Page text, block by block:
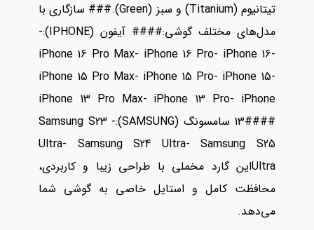
تیتانیوم (Titanium) و سبز (Green).### سازگاری با
مدل‌های مختلف گوشی:#### آیفون (IPHONE):-
iPhone 16 Pro Max- iPhone 16 Pro- iPhone 16-
iPhone 15 Pro Max- iPhone 15 Pro- iPhone 15-
iPhone 13 Pro Max- iPhone 13 Pro- iPhone
13#### سامسونگ (SAMSUNG):- Samsung S23
Ultra- Samsung S24 Ultra- Samsung S25
Ultraاین گارد مخملی با طراحی زیبا و کاربردی،
محافظت کامل و استایل خاصی به گوشی شما
می‌دهد.